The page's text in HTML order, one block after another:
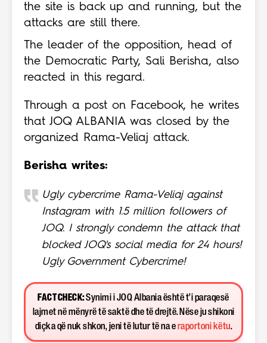
the site is back up and running, but the
attacks are still there.
The leader of the opposition, head of
the Democratic Party, Sali Berisha, also
reacted in this regard.
Through a post on Facebook, he writes
that JOQ ALBANIA was closed by the
organized Rama-Veliaj attack.
Berisha writes:
Ugly cybercrime Rama-Veliaj against
Instagram with 1.5 million followers of
JOQ. I strongly condemn the attack that
blocked JOQ's social media for 24 hours!
Ugly Government Cybercrime!
FACT CHECK:Synimi i JOQ Albania është t’i paraqesë
lajmet në mënyrë të saktë dhe të drejtë. Nëse ju shikoni
diçka që nuk shkon, jeni të lutur të na e raportoni këtu.